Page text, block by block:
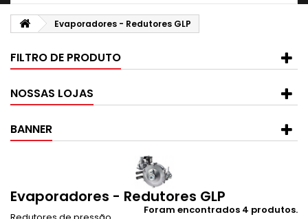
Evaporadores - Redutores GLP
FILTRO DE PRODUTO
NOSSAS LOJAS
BANNER
Evaporadores - Redutores GLP
Foram encontrados 4 produtos.